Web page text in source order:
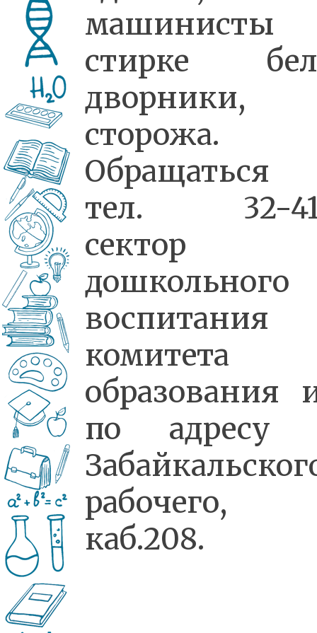
машинисты
стирке
дворники,
сторожа.
Обращаться
тел. 32-
сектор
дошкольного
воспитания
комитета
образования
по адресу
рабочего,
каб.208.